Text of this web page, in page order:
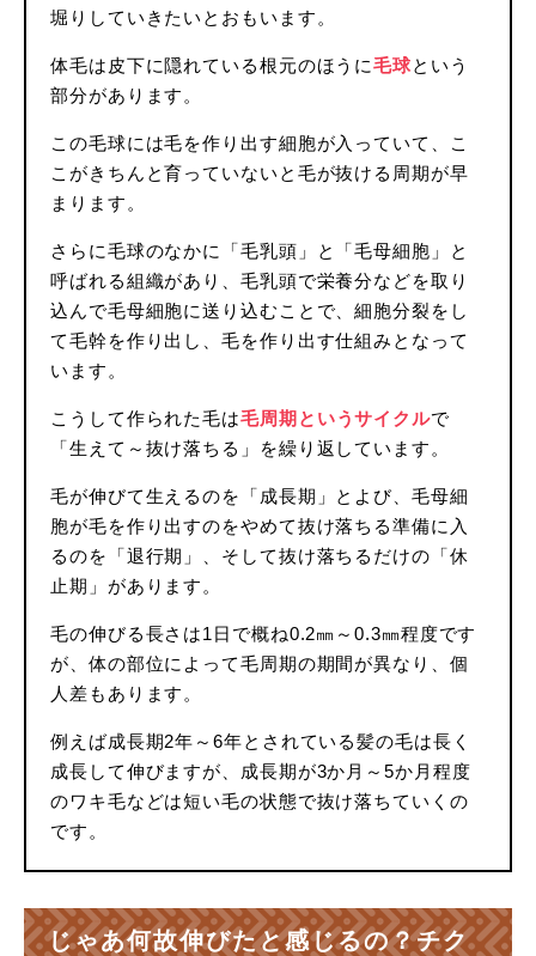
堀りしていきたいとおもいます。
体毛は皮下に隠れている根元のほうに毛球という
部分があります。
この毛球には毛を作り出す細胞が入っていて、こ
こがきちんと育っていないと毛が抜ける周期が早
まります。
さらに毛球のなかに「毛乳頭」と「毛母細胞」と
呼ばれる組織があり、毛乳頭で栄養分などを取り
込んで毛母細胞に送り込むことで、細胞分裂をし
て毛幹を作り出し、毛を作り出す仕組みとなって
います。
こうして作られた毛は毛周期というサイクルで
「生えて～抜け落ちる」を繰り返しています。
毛が伸びて生えるのを「成長期」とよび、毛母細
胞が毛を作り出すのをやめて抜け落ちる準備に入
るのを「退行期」、そして抜け落ちるだけの「休
止期」があります。
毛の伸びる長さは1日で概ね0.2㎜～0.3㎜程度です
が、体の部位によって毛周期の期間が異なり、個
人差もあります。
例えば成長期2年～6年とされている髪の毛は長く
成長して伸びますが、成長期が3か月～5か月程度
のワキ毛などは短い毛の状態で抜け落ちていくの
です。
じゃあ何故伸びたと感じるの？チク